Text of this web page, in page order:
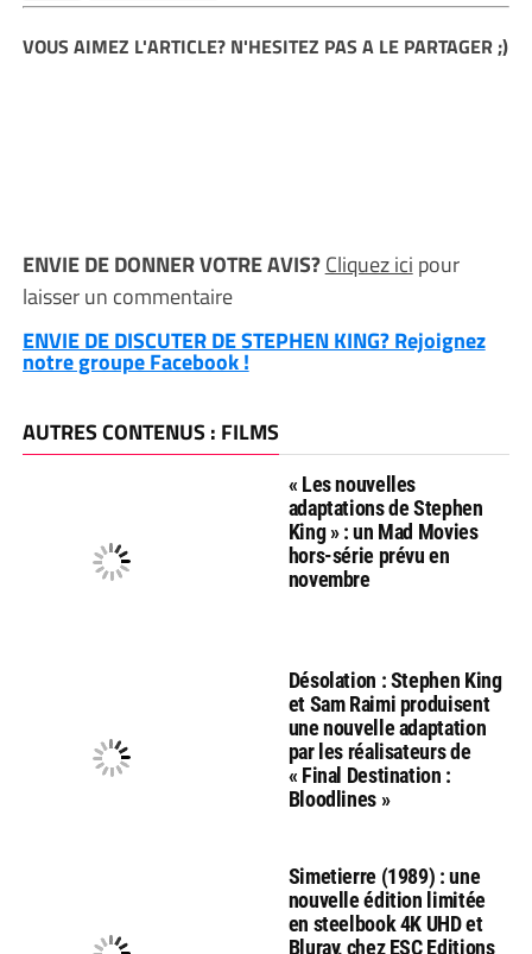
VOUS AIMEZ L'ARTICLE? N'HESITEZ PAS A LE PARTAGER ;)
ENVIE DE DONNER VOTRE AVIS?Cliquez ici pour
laisser un commentaire
ENVIE DE DISCUTER DE STEPHEN KING? Rejoignez
notre groupe Facebook !
AUTRES CONTENUS : FILMS
« Les nouvelles
adaptations de Stephen
King » : un Mad Movies
hors-série prévu en
novembre
Désolation : Stephen King
et Sam Raimi produisent
une nouvelle adaptation
par les réalisateurs de
« Final Destination :
Bloodlines »
Simetierre (1989) : une
nouvelle édition limitée
en steelbook 4K UHD et
Bluray, chez ESC Editions